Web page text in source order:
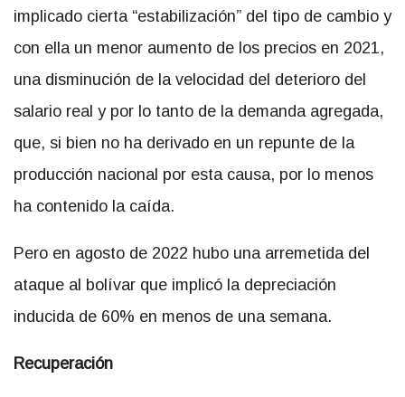
implicado cierta “estabilización” del tipo de cambio y
con ella un menor aumento de los precios en 2021,
una disminución de la velocidad del deterioro del
salario real y por lo tanto de la demanda agregada,
que, si bien no ha derivado en un repunte de la
producción nacional por esta causa, por lo menos
ha contenido la caída.
Pero en agosto de 2022 hubo una arremetida del
ataque al bolívar que implicó la depreciación
inducida de 60% en menos de una semana.
Recuperación